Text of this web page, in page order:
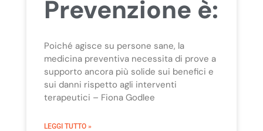
Prevenzione è:
Poiché agisce su persone sane, la
medicina preventiva necessita di prove a
supporto ancora più solide sui benefici e
sui danni rispetto agli interventi
terapeutici – Fiona Godlee
LEGGI TUTTO »